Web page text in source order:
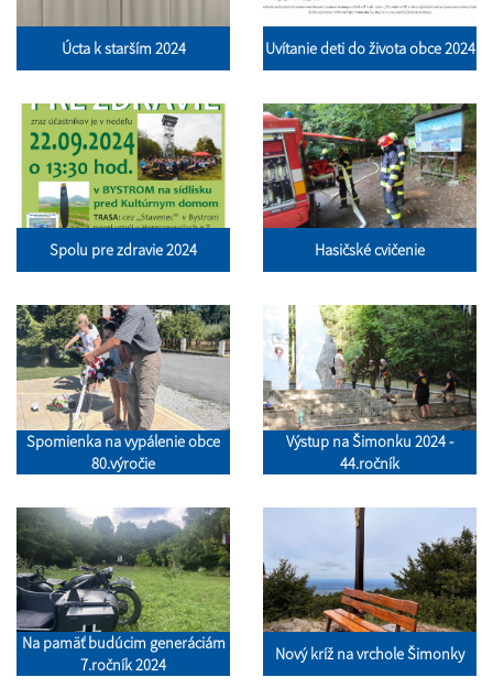
Úcta k starším 2024 Uvítanie deti do života obce 2024
Spolu pre zdravie 2024 Hasičské cvičenie
Spomienka na vypálenie obce
80.výročie
Výstup na Šimonku 2024 -
44.ročník
Na pamäť budúcim generáciám
7.ročník 2024
Nový kríž na vrchole Šimonky